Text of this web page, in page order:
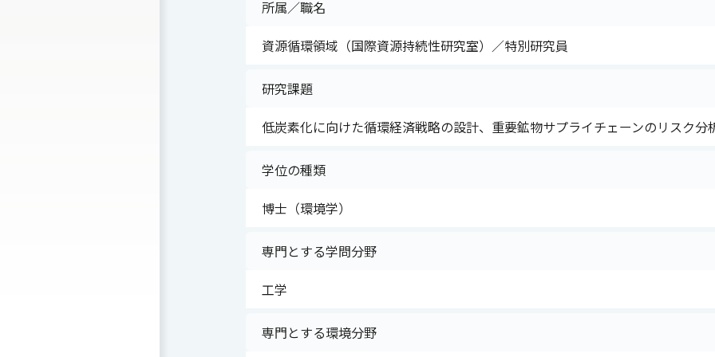
所属／職名
資源循環領域（国際資源持続性研究室）／特別研究員
研究課題
低炭素化に向けた循環経済戦略の設計、重要鉱物サプライチェーンのリスク分
学位の種類
博士（環境学）
専門とする学問分野
工学
専門とする環境分野